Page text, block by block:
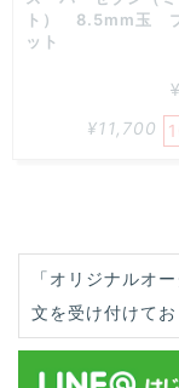
ト） 8.5mm玉
ット
¥11,700
「オリジナルオ
文を受け付けてお